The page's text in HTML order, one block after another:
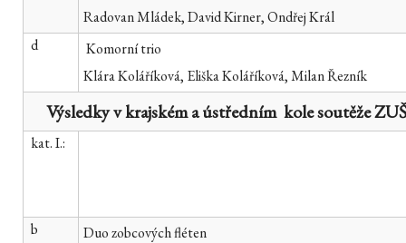
Radovan Mládek, David Kirner, Ondřej Král
d
Komorní trio
Klára Koláříková, Eliška Koláříková, Milan Řezník
Výsledky v krajském a ústředním kole soutěže
kat. I.:
b
Duo zobcových fléten